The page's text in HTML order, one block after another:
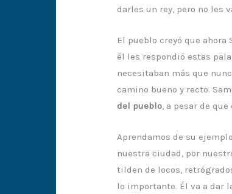
darles un rey, pero no les
El pueblo creyó que ahora
él les respondió estas
necesitaban más que
camino bueno y recto.
del pueblo, a pesar de
Aprendamos de su
nuestra ciudad, por
tilden de locos,
lo importante. Él va a dar